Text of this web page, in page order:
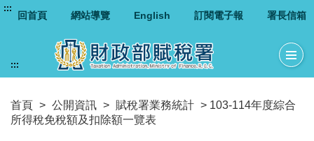
:::
回首頁 網站導覽 English 訂閱電子報 署長信箱
首頁 > 公開資訊 > 賦稅署業務統計 > 103-114年度綜合
所得稅免稅額及扣除額一覽表
:::